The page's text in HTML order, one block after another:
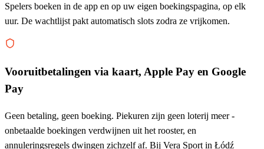
Spelers boeken in de app en op uw eigen boekingspagina, op elk
uur. De wachtlijst pakt automatisch slots zodra ze vrijkomen.
Vooruitbetalingen via kaart, Apple Pay en Google
Pay
Geen betaling, geen boeking. Piekuren zijn geen loterij meer -
onbetaalde boekingen verdwijnen uit het rooster, en
annuleringsregels dwingen zichzelf af. Bij Vera Sport in Łódź